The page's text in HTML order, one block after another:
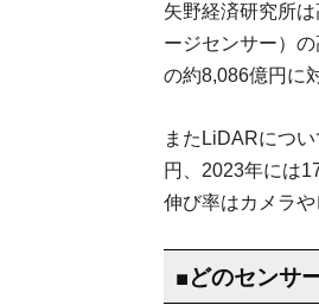
矢野経済研究所
ージセンサー）
の約8,086億円に
またLiDARにつ
円、2023年には
伸び率はカメラ
■どのセンサ